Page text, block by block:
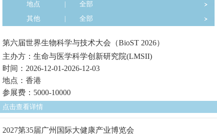
地点
全部
其他
全部
第六届世界生物科学与技术大会（BioST 2026）
主办方：生命与医学科学创新研究院(LMSII)
时间：2026-12-01-2026-12-03
地点：香港
参展费：5000-10000
点击查看详情
2027第35届广州国际大健康产业博览会